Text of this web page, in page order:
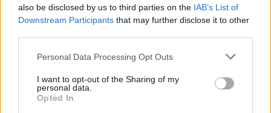
also be disclosed by us to third parties on the IAB’s List of
Downstream Participants that may further disclose it to other
Personal Data Processing Opt Outs
I want to opt-out of the Sharing of my
personal data.
Opted In
RELATEDPOSTS